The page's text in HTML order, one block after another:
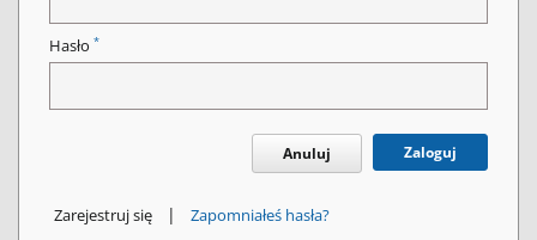
Hasło *
Anuluj Zaloguj
Zarejestruj się | Zapomniałeś hasła?